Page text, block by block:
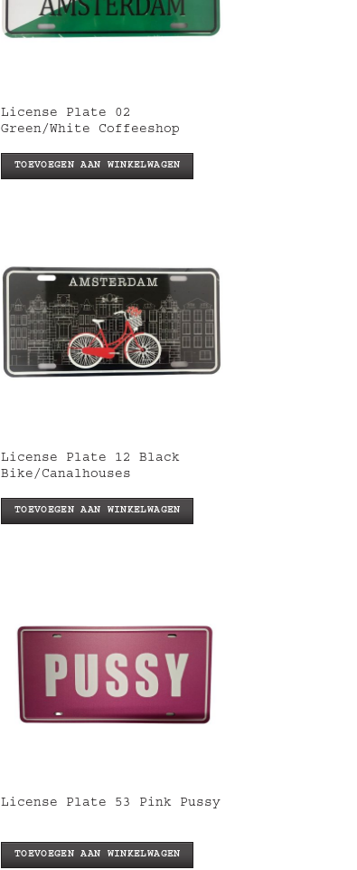
License Plate 02
Green/White Coffeeshop
TOEVOEGEN AAN WINKELWAGEN
License Plate 12 Black
Bike/Canalhouses
TOEVOEGEN AAN WINKELWAGEN
License Plate 53 Pink Pussy
TOEVOEGEN AAN WINKELWAGEN